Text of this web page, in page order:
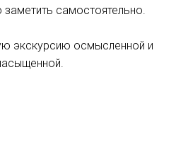
самостоятельно.
экскурсию осмысленной и